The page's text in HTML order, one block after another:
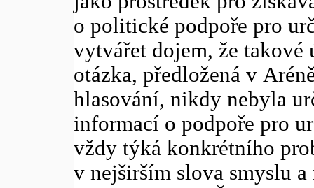
o politické podpoře pro
vytvářet dojem, že
otázka, předložená v
hlasování, nikdy nebyla
informací o podpoře pro
vždy týká konkrétního
v nejširším slova smyslu